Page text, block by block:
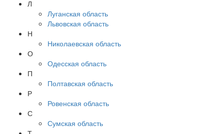
Л
Луганская область
Львовская область
Н
Николаевская область
О
Одесская область
П
Полтавская область
Р
Ровенская область
С
Сумская область